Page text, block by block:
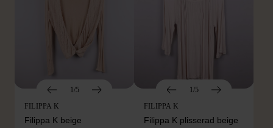
1/5
FILIPPA K
Filippa K beige
1/5
FILIPPA K
Filippa K plisserad beige